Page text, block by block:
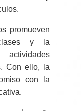
promueven
y la
Con ello, la
con la